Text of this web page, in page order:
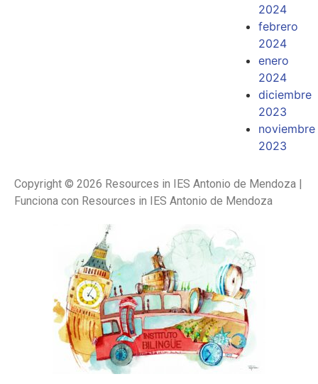
2024
febrero
2024
enero
2024
diciembre
2023
noviembre
2023
Copyright © 2026 Resources in IES Antonio de Mendoza |
Funciona con Resources in IES Antonio de Mendoza